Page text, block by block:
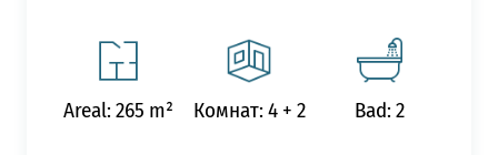
Areal: 265 m² Комнат: 4 + 2 Bad: 2